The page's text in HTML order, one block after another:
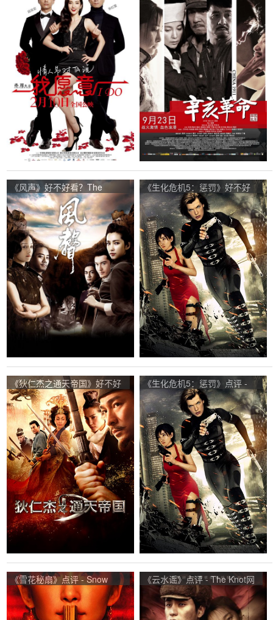
众点评及剧本
Revolution观众点评及剧本
《风声》好不好看？The
Message观众点评及剧本
《生化危机5：惩罚》好不好
看？Resident Evil: Retribution
观众点评及剧本
《狄仁杰之通天帝国》好不好
看？Detective Dee and the
Mystery of the Phantom
Flame观众点评及剧本
《生化危机5：惩罚》点评 -
Resident Evil: Retribution网友
评价
《雪花秘扇》点评 - Snow
Flower and the Secret Fan网
友评价
《云水谣》点评 - The Knot网
友评价